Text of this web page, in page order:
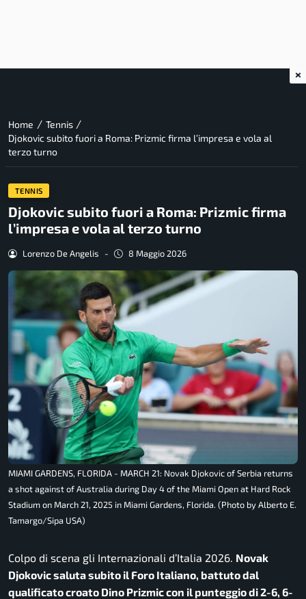
Home / Tennis /
Djokovic subito fuori a Roma: Prizmic firma l’impresa e vola al
terzo turno
TENNIS
Djokovic subito fuori a Roma: Prizmic firma
l’impresa e vola al terzo turno
Lorenzo De Angelis - 8 Maggio 2026
MIAMI GARDENS, FLORIDA - MARCH 21: Novak Djokovic of Serbia returns
a shot against of Australia during Day 4 of the Miami Open at Hard Rock
Stadium on March 21, 2025 in Miami Gardens, Florida. (Photo by Alberto E.
Tamargo/Sipa USA)
Colpo di scena gli Internazionali d’Italia 2026. Novak
Djokovic saluta subito il Foro Italiano, battuto dal
qualificato croato Dino Prizmic con il punteggio di 2-6, 6-
×